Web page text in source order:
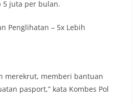
5 juta per bulan.
Penglihatan – 5x Lebih
merekrut, memberi bantuan
pasport,” kata Kombes Pol